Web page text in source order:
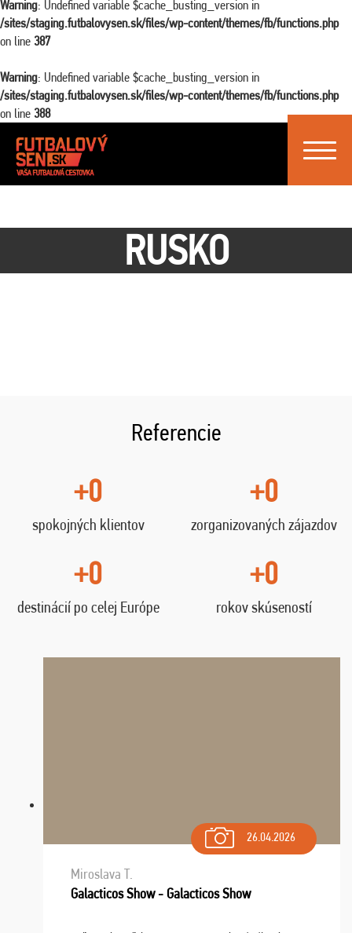
Warning: Undefined variable $cache_busting_version in
/sites/staging.futbalovysen.sk/files/wp-content/themes/fb/functions.php
on line 387
Warning: Undefined variable $cache_busting_version in
/sites/staging.futbalovysen.sk/files/wp-content/themes/fb/functions.php
on line 388
Toggle
RUSKO
Referencie
+0
spokojných klientov
+0
zorganizovaných zájazdov
+0
destinácií po celej Európe
+0
rokov skúseností
26.04.2026
Miroslava T.
Galacticos Show - Galacticos Show